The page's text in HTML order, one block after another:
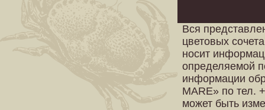
Вся
цветовых
носит
определяемой
информации
MARE» по тел.
может быть